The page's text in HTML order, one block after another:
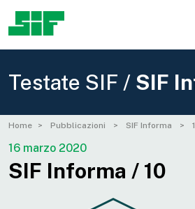
Testate SIF / SIF
Home Pubblicazioni SIF Informa
16 marzo 2020
SIF Informa / 10